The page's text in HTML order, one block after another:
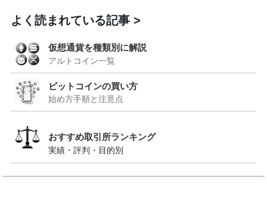
よく読まれている記事
仮想通貨を種類別に解説
アルトコイン一覧
ビットコインの買い方
始め方手順と注意点
おすすめ取引所ランキング
実績・評判・目的別